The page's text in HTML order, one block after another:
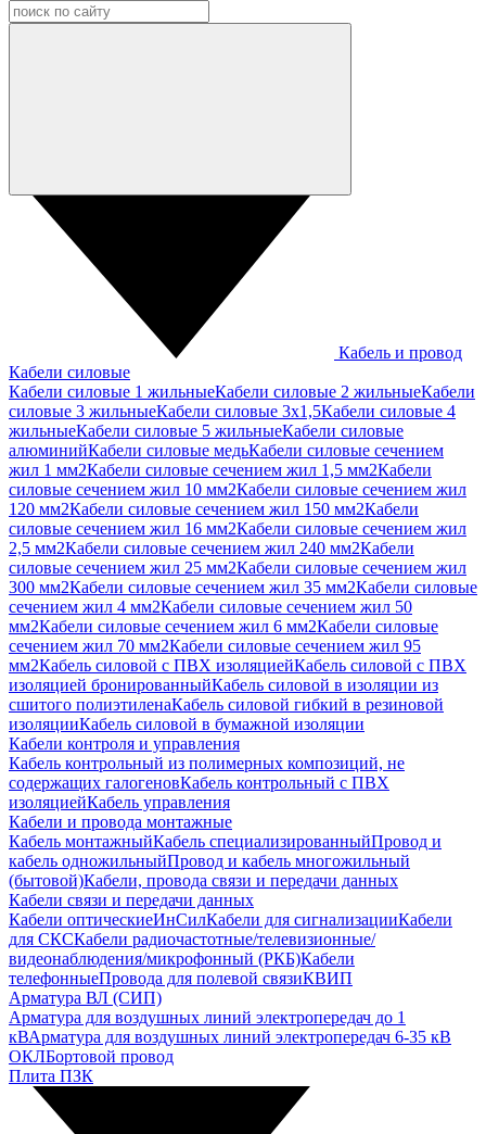
Кабель и провод
Кабели силовые
Кабели силовые 1 жильныеКабели силовые 2 жильныеКабели
силовые 3 жильныеКабели силовые 3х1,5Кабели силовые 4
жильныеКабели силовые 5 жильныеКабели силовые
алюминийКабели силовые медьКабели силовые сечением
жил 1 мм2Кабели силовые сечением жил 1,5 мм2Кабели
силовые сечением жил 10 мм2Кабели силовые сечением жил
120 мм2Кабели силовые сечением жил 150 мм2Кабели
силовые сечением жил 16 мм2Кабели силовые сечением жил
2,5 мм2Кабели силовые сечением жил 240 мм2Кабели
силовые сечением жил 25 мм2Кабели силовые сечением жил
300 мм2Кабели силовые сечением жил 35 мм2Кабели силовые
сечением жил 4 мм2Кабели силовые сечением жил 50
мм2Кабели силовые сечением жил 6 мм2Кабели силовые
сечением жил 70 мм2Кабели силовые сечением жил 95
мм2Кабель силовой с ПВХ изоляциейКабель силовой с ПВХ
изоляцией бронированныйКабель силовой в изоляции из
сшитого полиэтиленаКабель силовой гибкий в резиновой
изоляцииКабель силовой в бумажной изоляции
Кабели контроля и управления
Кабель контрольный из полимерных композиций, не
содержащих галогеновКабель контрольный с ПВХ
изоляциейКабель управления
Кабели и провода монтажные
Кабель монтажныйКабель специализированныйПровод и
кабель одножильныйПровод и кабель многожильный
(бытовой)Кабели, провода связи и передачи данных
Кабели связи и передачи данных
Кабели оптическиеИнСилКабели для сигнализацииКабели
для СКСКабели радиочастотные/телевизионные/
видеонаблюдения/микрофонный (РКБ)Кабели
телефонныеПровода для полевой связиКВИП
Арматура ВЛ (СИП)
Арматура для воздушных линий электропередач до 1
кВАрматура для воздушных линий электропередач 6-35 кВ
ОКЛБортовой провод
Плита ПЗК